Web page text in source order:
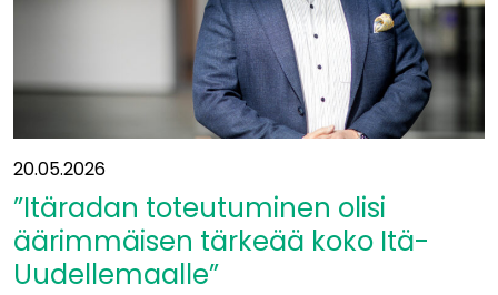
20.05.2026
”Itäradan toteutuminen olisi
äärimmäisen tärkeää koko Itä-
Uudellemaalle”